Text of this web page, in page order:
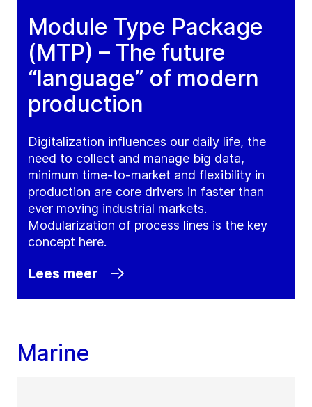
Module Type Package
(MTP) – The future
“language” of modern
production
Digitalization influences our daily life, the
need to collect and manage big data,
minimum time-to-market and flexibility in
production are core drivers in faster than
ever moving industrial markets.
Modularization of process lines is the key
concept here.
Lees meer
Marine